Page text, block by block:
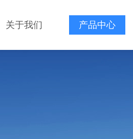
关于我们 产品中心